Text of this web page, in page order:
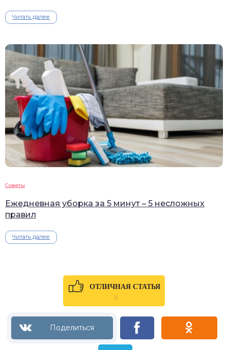
Читать далее
Советы
Ежедневная уборка за 5 минут – 5 несложных
правил
Читать далее
ОТЛИЧНАЯ СТАТЬЯ
0